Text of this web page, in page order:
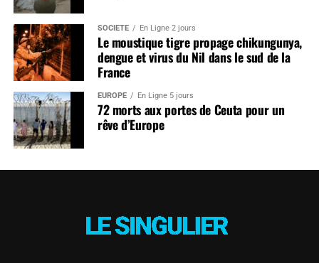
SOCIÉTÉ En Ligne 2 jours
Le moustique tigre propage chikungunya,
dengue et virus du Nil dans le sud de la
France
EUROPE En Ligne 5 jours
72 morts aux portes de Ceuta pour un
rêve d’Europe